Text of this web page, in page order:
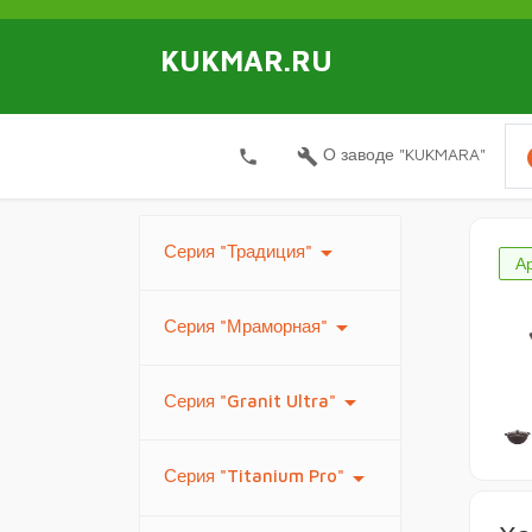
KUKMAR.RU
local_phone build О заводе "KUKMARA"
Серия "Традиция" arrow_drop_down
Серия "Мраморная" arrow_drop_down
Серия "Granit Ultra" arrow_drop_down
Серия "Titanium Pro" arrow_drop_down